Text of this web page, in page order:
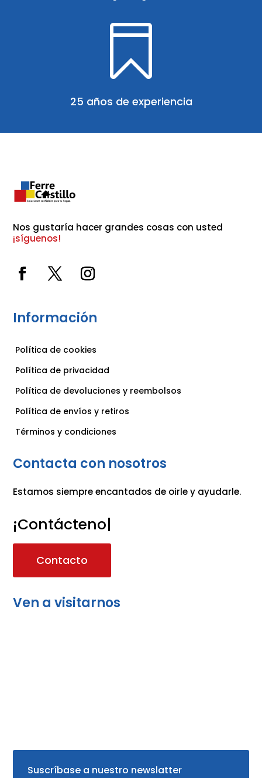

25 años de experiencia
Nos gustaría hacer grandes cosas con usted
¡síguenos!
Información
Política de cookies
Política de privacidad
Política de devoluciones y reembolsos
Política de envíos y retiros
Términos y condiciones
Contacta con nosotros
Estamos siempre encantados de oirle y ayudarle.
¡Contáctenos!
Contacto
Ven a visitarnos
Suscríbase a nuestro newslatter